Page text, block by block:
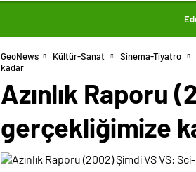
GeoNews Kültür-Sanat Sinema-Tiyatro
kadar
Azınlık Raporu
gerçekliğimize